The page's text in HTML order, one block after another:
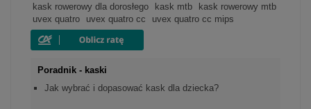
kask rowerowy dla dorosłego
kask mtb
kask rowerowy mtb
uvex quatro
uvex quatro cc uvex quatro cc mips
Poradnik - kaski
Jak wybrać i dopasować kask dla dziecka?